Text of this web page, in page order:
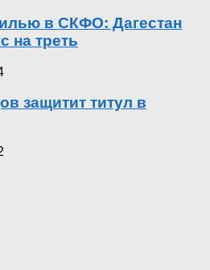
в СКФО: Дагестан
на треть
защитит титул в